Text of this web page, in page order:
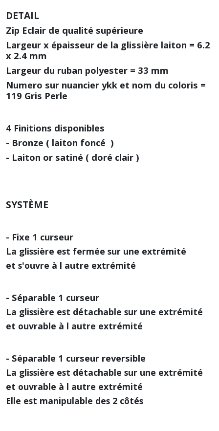
DETAIL
Zip Eclair de qualité supérieure
Largeur x épaisseur de la glissière laiton = 6.2
x 2.4 mm
Largeur du ruban polyester = 33 mm
Numero sur nuancier ykk et nom du coloris =
119 Gris Perle
4 Finitions disponibles
- Bronze ( laiton foncé )
- Laiton or satiné ( doré clair )
SYSTÈME
- Fixe 1 curseur
La glissière est fermée sur une extrémité
et s'ouvre à l autre extrémité
- Séparable 1 curseur
La glissière est détachable sur une extrémité
et ouvrable à l autre extrémité
- Séparable 1 curseur reversible
La glissière est détachable sur une extrémité
et ouvrable à l autre extrémité
Elle est manipulable des 2 côtés